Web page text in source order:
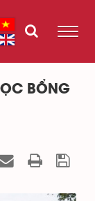
BỔNG